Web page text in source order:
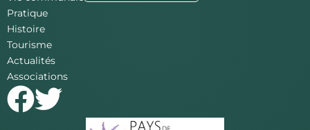
Pratique
Histoire
Tourisme
Actualités
Associations